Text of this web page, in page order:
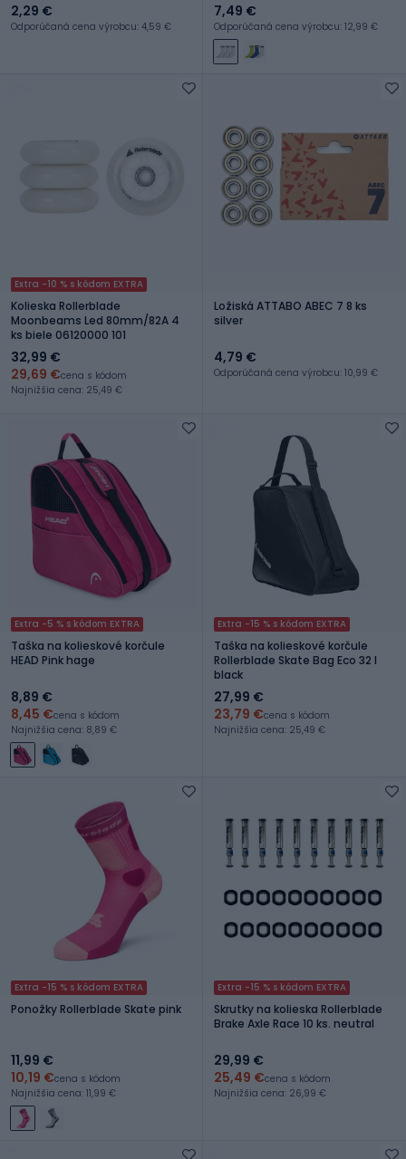
2,29 €
Odporúčaná cena výrobcu: 4,59 €
7,49 €
Odporúčaná cena výrobcu: 12,99 €
Extra -10 % s kódom EXTRA
Kolieska Rollerblade
Moonbeams Led 80mm/82A 4
ks biele 06120000 101
32,99 €
29,69 €cena s kódom
Najnižšia cena: 25,49 €
Ložiská ATTABO ABEC 7 8 ks
silver
4,79 €
Odporúčaná cena výrobcu: 10,99 €
Extra -5 % s kódom EXTRA
Taška na kolieskové korčule
HEAD Pink hage
8,89 €
8,45 €cena s kódom
Najnižšia cena: 8,89 €
Extra -15 % s kódom EXTRA
Taška na kolieskové korčule
Rollerblade Skate Bag Eco 32 l
black
27,99 €
23,79 €cena s kódom
Najnižšia cena: 25,49 €
Extra -15 % s kódom EXTRA
Ponožky Rollerblade Skate pink
11,99 €
10,19 €cena s kódom
Najnižšia cena: 11,99 €
Extra -15 % s kódom EXTRA
Skrutky na kolieska Rollerblade
Brake Axle Race 10 ks. neutral
29,99 €
25,49 €cena s kódom
Najnižšia cena: 26,99 €